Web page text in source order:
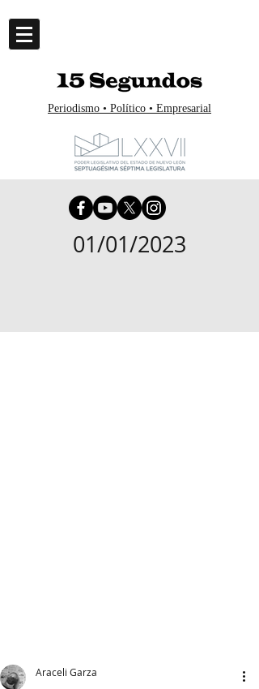
Periodismo • Político • Empresarial
01/01/2023
Araceli Garza